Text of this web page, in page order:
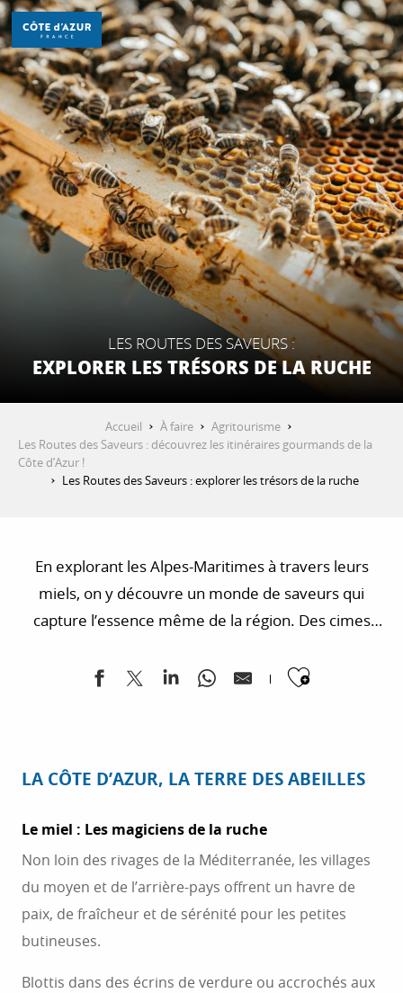
Aller
au
contenu
principal
DÉCOUVRIR
À FAIRE
SÉJOURNER
LES ROUTES DES SAVEURS :
EXPLORER LES TRÉSORS DE LA RUCHE
Accueil À faire
Agritourisme
Les Routes des Saveurs : découvrez les itinéraires gourmands de la
Côte d’Azur !
Les Routes des Saveurs : explorer les trésors de la ruche
En explorant les Alpes-Maritimes à travers leurs
miels, on y découvre un monde de saveurs qui
capture l’essence même de la région. Des cimes
miel raconte une histoire de terroir et de passion où
LA CÔTE D’AZUR, LA TERRE DES ABEILLES
Le miel : Les magiciens de la ruche
Non loin des rivages de la Méditerranée, les villages
du moyen et de l’arrière-pays offrent un havre de
paix, de fraîcheur et de sérénité pour les petites
butineuses.
Blottis dans des écrins de verdure ou accrochés aux